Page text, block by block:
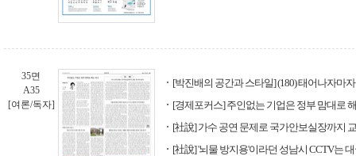
35면
A35
[여론/독자]
[박진배의 공간과 스타일] (180) 태어나자마
[경제포커스] 주인없는 기업은 정부 맘대로
[社說] 가수 공연 문제로 국가안보실장까지
[社說] '뇌물 방지용'이라던 성남시 CCTV는